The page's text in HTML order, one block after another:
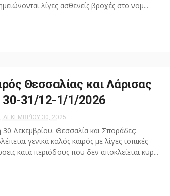
λίγες ασθενείς βροχές στο νομ...
Θεσσαλίας και Λάρισας
30-31/12-1/1/2026
ΔΕΚΕΜΒΡΊΟΥ 30, 2025
30 Δεκεμβρίου. Θεσσαλία και Σποράδες:
γενικά καλός καιρός με λίγες τοπικές
κατά περιόδους που δεν αποκλείεται κυρ...